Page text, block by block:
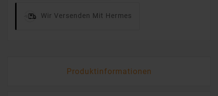
Wir Versenden Mit Hermes
Produktinformationen